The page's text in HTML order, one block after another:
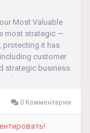
Most Valuable
most strategic —
protecting it has
customer
strategic business
0 Комментарии